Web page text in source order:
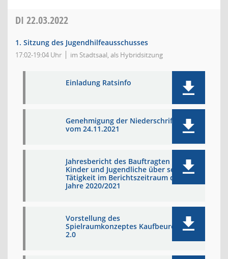
DI 22.03.2022
1. Sitzung des Jugendhilfeausschusses
17:02-19:04 Uhr im Stadtsaal, als Hybridsitzung
Einladung Ratsinfo
Genehmigung der Niederschrift
vom 24.11.2021
Jahresbericht des Bauftragten für
Kinder und Jugendliche über seine
Tätigkeit im Berichtszeitraum der
Jahre 2020/2021
Vorstellung des
Spielraumkonzeptes Kaufbeuren
2.0